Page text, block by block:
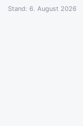
Stand: 6. August 2026